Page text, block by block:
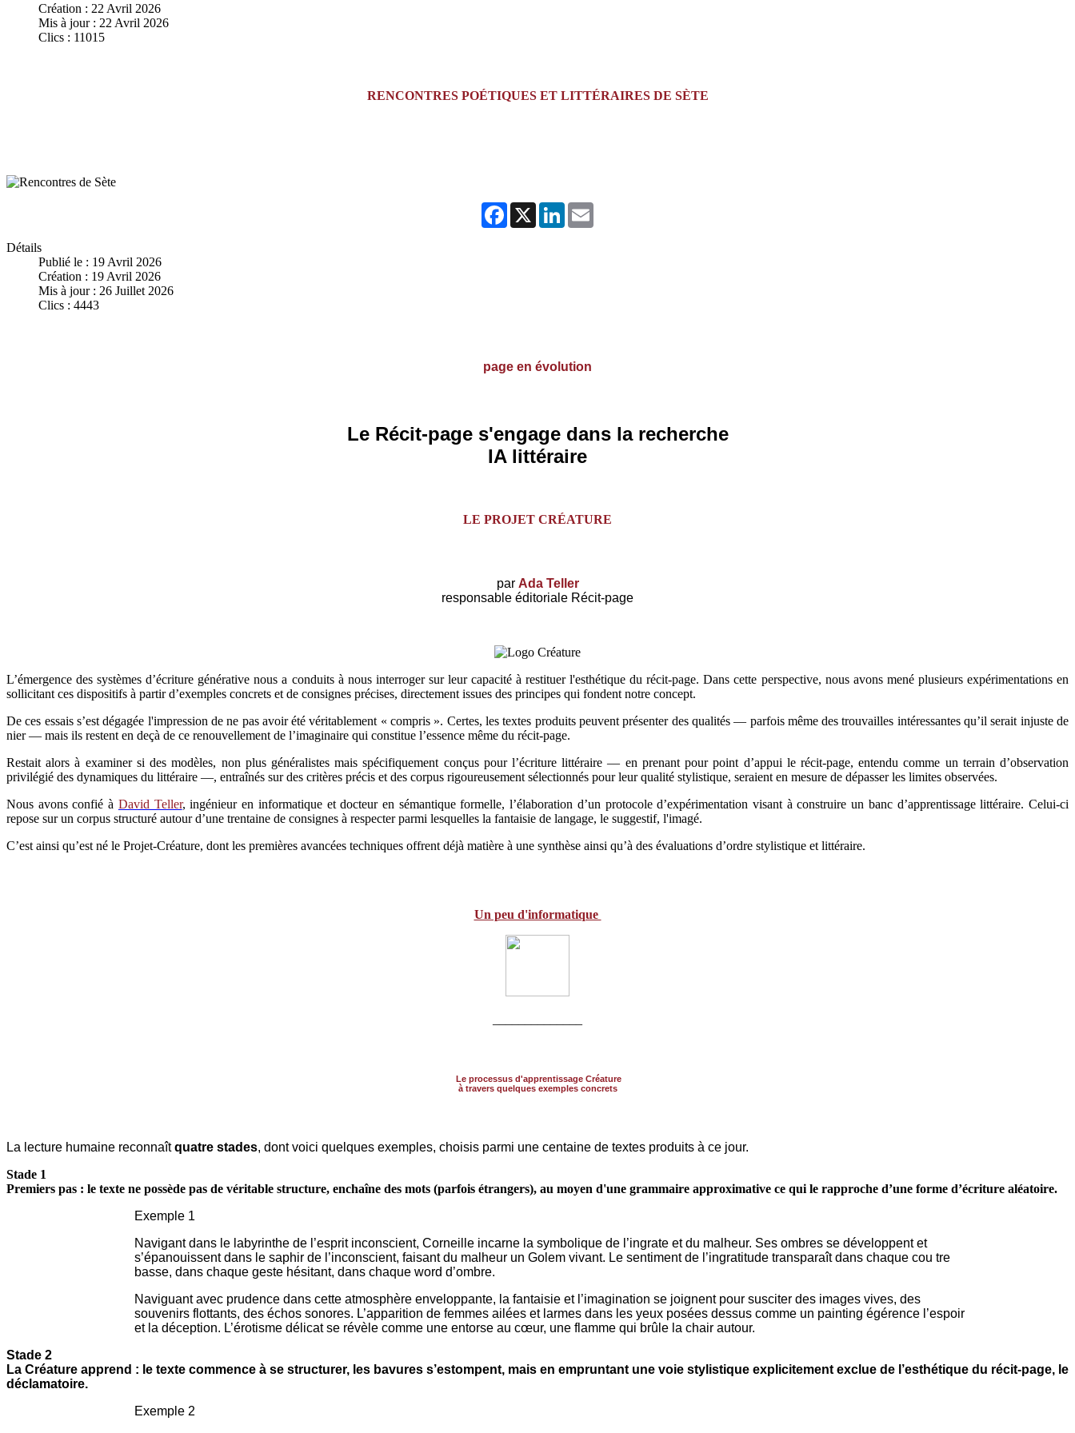
Création : 22 Avril 2026
Mis à jour : 22 Avril 2026
Clics : 11015
RENCONTRES POÉTIQUES ET LITTÉRAIRES DE SÈTE
Facebook
X LinkedIn
Détails
Publié le : 19 Avril 2026
Création : 19 Avril 2026
Mis à jour : 26 Juillet 2026
Clics : 4443
page en évolution
Le Récit-page s'engage dans la recherche
IA littéraire
LE PROJET CRÉATURE
par Ada Teller
responsable éditoriale Récit-page
L’émergence des systèmes d’écriture générative nous a conduits à nous interroger sur leur capacité à restituer l'esthétique du récit-page. Dans cette perspective, nous avons mené plusieurs expérimentations en
sollicitant ces dispositifs à partir d’exemples concrets et de consignes précises, directement issues des principes qui fondent notre concept.
De ces essais s’est dégagée l'impression de ne pas avoir été véritablement « compris ». Certes, les textes produits peuvent présenter des qualités — parfois même des trouvailles intéressantes qu’il serait injuste de
nier — mais ils restent en deçà de ce renouvellement de l’imaginaire qui constitue l’essence même du récit-page.
Restait alors à examiner si des modèles, non plus généralistes mais spécifiquement conçus pour l’écriture littéraire — en prenant pour point d’appui le récit-page, entendu comme un terrain d’observation
privilégié des dynamiques du littéraire —, entraînés sur des critères précis et des corpus rigoureusement sélectionnés pour leur qualité stylistique, seraient en mesure de dépasser les limites observées.
Nous avons confié à David Teller, ingénieur en informatique et docteur en sémantique formelle, l’élaboration d’un protocole d’expérimentation visant à construire un banc d’apprentissage littéraire. Celui-ci
repose sur un corpus structuré autour d’une trentaine de consignes à respecter parmi lesquelles la fantaisie de langage, le suggestif, l'imagé.
C’est ainsi qu’est né le Projet-Créature, dont les premières avancées techniques offrent déjà matière à une synthèse ainsi qu’à des évaluations d’ordre stylistique et littéraire.
Un peu d'informatique
Le processus d'apprentissage Créature
à travers quelques exemples concrets
La lecture humaine reconnaîtquatre stades, dont voici quelques exemples, choisis parmi une centaine de textes produits à ce jour.
Stade 1
Premiers pas : le texte ne possède pas de véritable structure, enchaîne des mots (parfois étrangers), au moyen d'une grammaire approximative ce qui le rapproche d’une forme d’écriture aléatoire.
Exemple 1
Navigant dans le labyrinthe de l’esprit inconscient, Corneille incarne la symbolique de l’ingrate et du malheur. Ses ombres se développent et
s’épanouissent dans le saphir de l’inconscient, faisant du malheur un Golem vivant. Le sentiment de l’ingratitude transparaît dans chaque cou tre
basse, dans chaque geste hésitant, dans chaque word d’ombre.
Naviguant avec prudence dans cette atmosphère enveloppante, la fantaisie et l’imagination se joignent pour susciter des images vives, des
souvenirs flottants, des échos sonores. L’apparition de femmes ailées et larmes dans les yeux posées dessus comme un painting égérence l’espoir
et la déception. L’érotisme délicat se révèle comme une entorse au cœur, une flamme qui brûle la chair autour.
Stade 2
La Créature apprend : le texte commence à se structurer, les bavures s’estompent, mais en empruntant une voie stylistique explicitement exclue de l’esthétique du récit-page, le
déclamatoire.
Exemple 2